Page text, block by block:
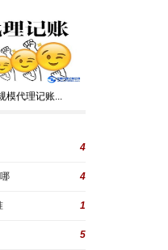
模代理记账...
4
4
1
5